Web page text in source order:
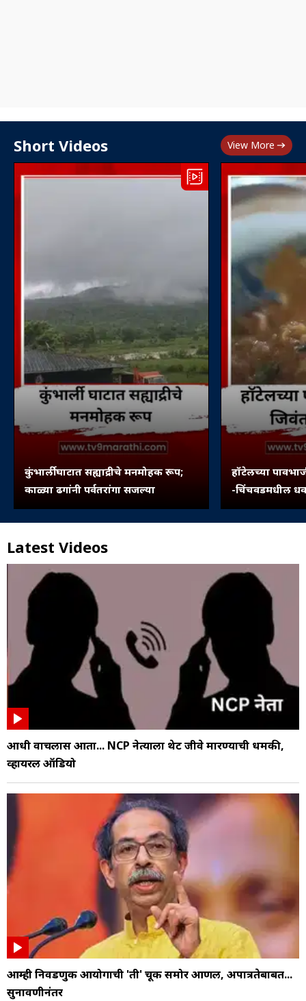
Short Videos View More
कुंभार्ली घाटात सह्याद्रीचे मनमोहक रूप;
काळ्या ढगांनी पर्वतरांगा सजल्या
हॉटेलच्या
-चिंचवडमधील
Latest Videos
आधी वाचलास आता... NCP नेत्याला थेट जीवे मारण्याची धमकी,
व्हायरल ऑडियो
आम्ही निवडणुक आयोगाची 'ती' चूक समोर आणली, अपात्रतेबाबत...
सुनावणीनंतर